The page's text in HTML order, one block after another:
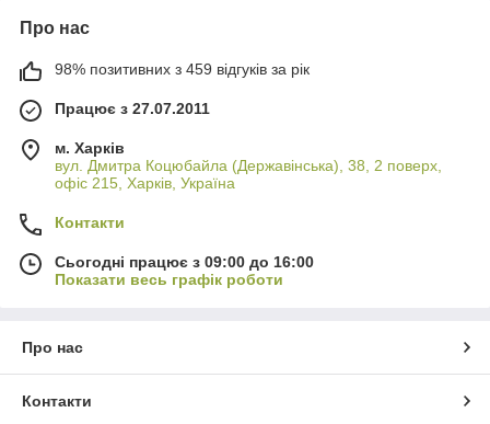
Про нас
98% позитивних з 459 відгуків за рік
Працює з 27.07.2011
м. Харків
вул. Дмитра Коцюбайла (Державінська), 38, 2 поверх,
офіс 215, Харків, Україна
Контакти
Сьогодні працює з 09:00 до 16:00
Показати весь графік роботи
Про нас
Контакти